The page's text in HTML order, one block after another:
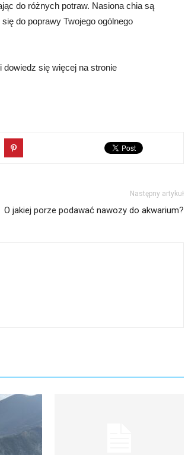
do różnych potraw. Nasiona chia są
do poprawy Twojego ogólnego
dowiedz się więcej na stronie
Następny artykuł
O jakiej porze podawać nawozy do akwarium?